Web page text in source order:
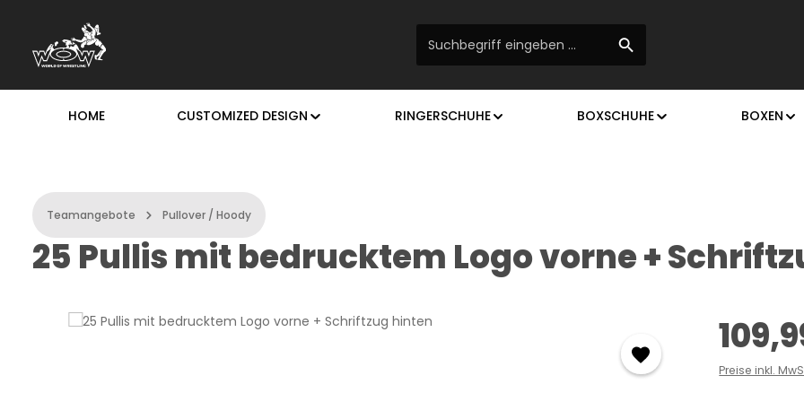
Hauptinhalt springen
Zur Suche springen
Zur Hauptnavigation springen
HOME CUSTOMIZED DESIGN RINGERSCHUHE BOXSCHUHE BOXEN
Teamangebote Pullover / Hoody
25 Pullis mit bedrucktem Logo vorne +
Regulärer
Preise inkl.